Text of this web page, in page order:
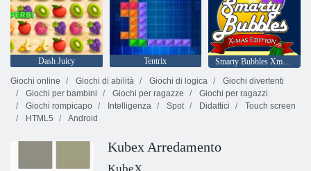
Dash Juicy Tentrix
Smarty Bubbles Xmas Edition
Giochi online
Giochi di abilità Giochi di logica
Giochi divertenti
Giochi per bambini
Giochi per ragazze
Giochi per ragazzi
Giochi rompicapo
Intelligenza Spot Didattici
Touch screen
HTML5
Android
Kubex Arredamento